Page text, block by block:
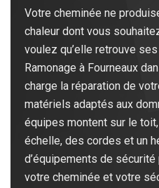
Votre cheminée ne
chaleur dont vous
voulez qu’elle retrouve
Ramonage à Fourneaux
charge la réparation de
matériels adaptés aux
équipes montent sur le
échelle, des cordes et un
d’équipements de
votre cheminée et votre